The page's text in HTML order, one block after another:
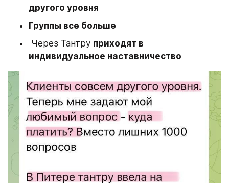
другого уровня
Группы все больше
Через Тантру приходят в
индивидуальное наставничество